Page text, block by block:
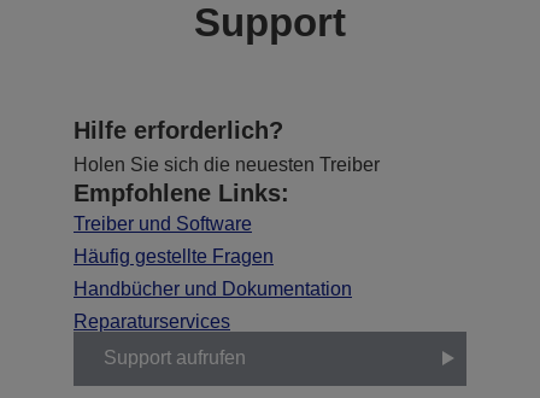
Support
Hilfe erforderlich?
Holen Sie sich die neuesten Treiber
Empfohlene Links:
Treiber und Software
Häufig gestellte Fragen
Handbücher und Dokumentation
Reparaturservices
Support aufrufen